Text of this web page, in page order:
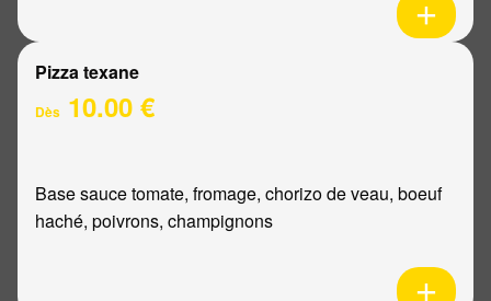
Pizza texane
Dès 10.00 €
Base sauce tomate, fromage, chorizo de veau, boeuf
haché, poivrons, champignons